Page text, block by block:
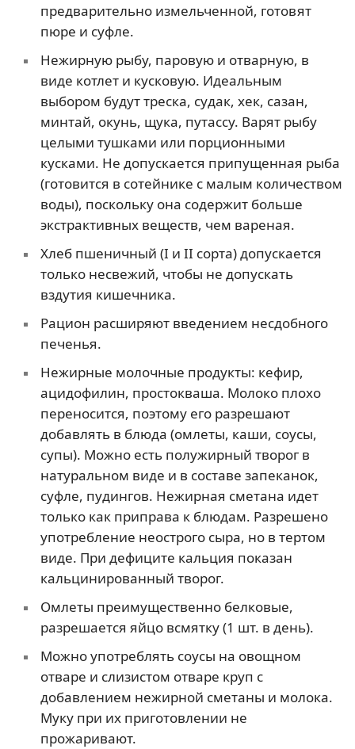
предварительно измельченной, готовят
пюре и суфле.
Нежирную рыбу, паровую и отварную, в
виде котлет и кусковую. Идеальным
выбором будут треска, судак, хек, сазан,
минтай, окунь, щука, путассу. Варят рыбу
целыми тушками или порционными
кусками. Не допускается припущенная рыба
(готовится в сотейнике с малым количеством
воды), поскольку она содержит больше
экстрактивных веществ, чем вареная.
Хлеб пшеничный (I и II сорта) допускается
только несвежий, чтобы не допускать
вздутия кишечника.
Рацион расширяют введением несдобного
печенья.
Нежирные молочные продукты: кефир,
ацидофилин, простокваша. Молоко плохо
переносится, поэтому его разрешают
добавлять в блюда (омлеты, каши, соусы,
супы). Можно есть полужирный творог в
натуральном виде и в составе запеканок,
суфле, пудингов. Нежирная сметана идет
только как приправа к блюдам. Разрешено
употребление неострого сыра, но в тертом
виде. При дефиците кальция показан
кальцинированный творог.
Омлеты преимущественно белковые,
разрешается яйцо всмятку (1 шт. в день).
Можно употреблять соусы на овощном
отваре и слизистом отваре круп с
добавлением нежирной сметаны и молока.
Муку при их приготовлении не
прожаривают.